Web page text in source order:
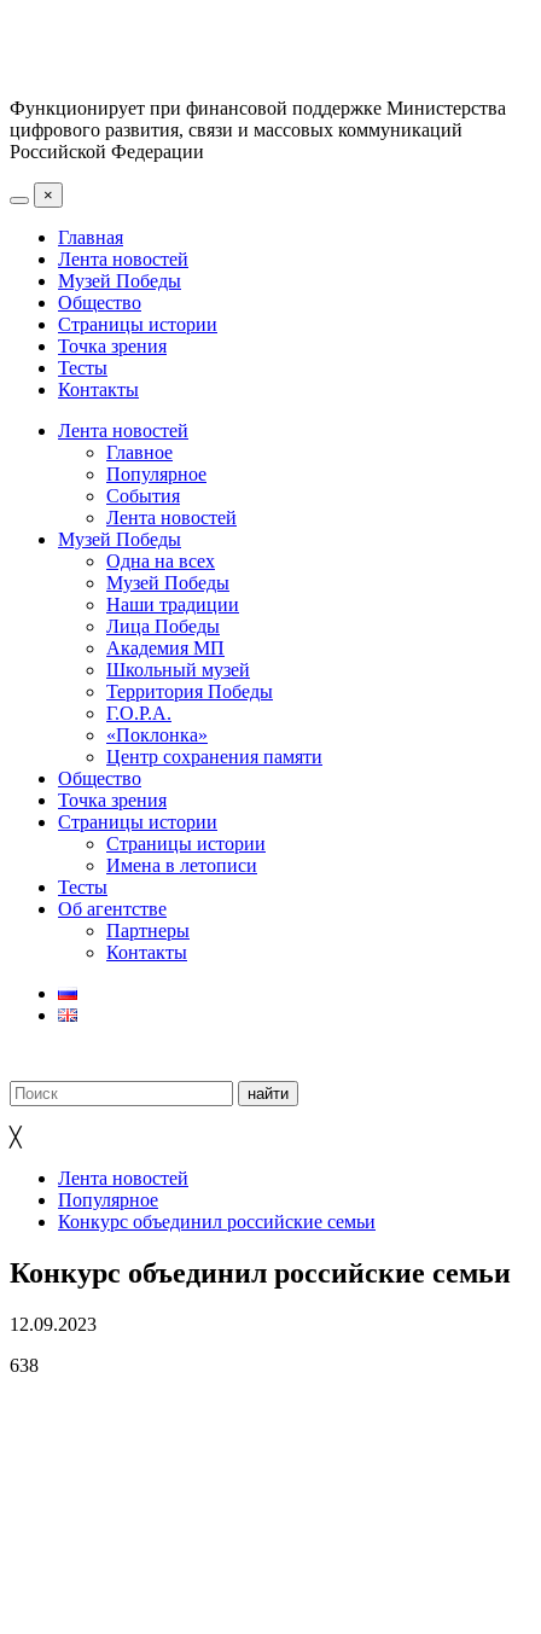
Функционирует при финансовой поддержке Министерства
цифрового развития, связи и массовых коммуникаций
Российской Федерации
×
Главная
Лента новостей
Музей Победы
Общество
Страницы истории
Точка зрения
Тесты
Контакты
Лента новостей
Главное
Популярное
События
Лента новостей
Музей Победы
Одна на всех
Музей Победы
Наши традиции
Лица Победы
Академия МП
Школьный музей
Территория Победы
Г.О.Р.А.
«Поклонка»
Центр сохранения памяти
Общество
Точка зрения
Страницы истории
Страницы истории
Имена в летописи
Тесты
Об агентстве
Партнеры
Контакты
╳
Лента новостей
Популярное
Конкурс объединил российские семьи
Конкурс объединил российские семьи
12.09.2023
638